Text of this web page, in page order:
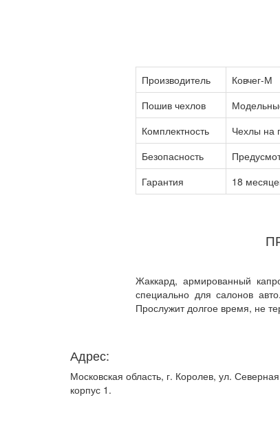
Производитель
Ковчег-М
Пошив чехлов
Комплектность
Чехлы на
Безопасность
Гарантия
18
Жаккард, армированный
специально для салонов
Прослужит долгое время, не
Адрес:
Московская область, г. Королев, ул.
корпус 1.